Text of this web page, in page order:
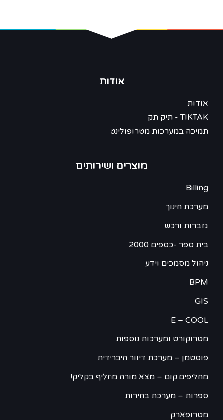
אודות
אודות
TIKTAK - תיק תק
תמיכה במערכות מטרופולינט
מוצרים ושירותים
Billing
מערכת חינוך
גזברות ורכש
בית ספר -כספים 2000
ניהול מסמכים וידע
BPM
GIS
E – COOL
מטרוקורט ומערכות נוספות
פוסטמן – מערכת דיוור היברידית
מחליפים.קום – מצא מורה מחליף בקליק!
ספרות – מערכת בחירות
מטרופארק